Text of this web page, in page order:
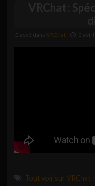
VRChat :
Classé dans VRChat 5
Tout voir sur VRChat :